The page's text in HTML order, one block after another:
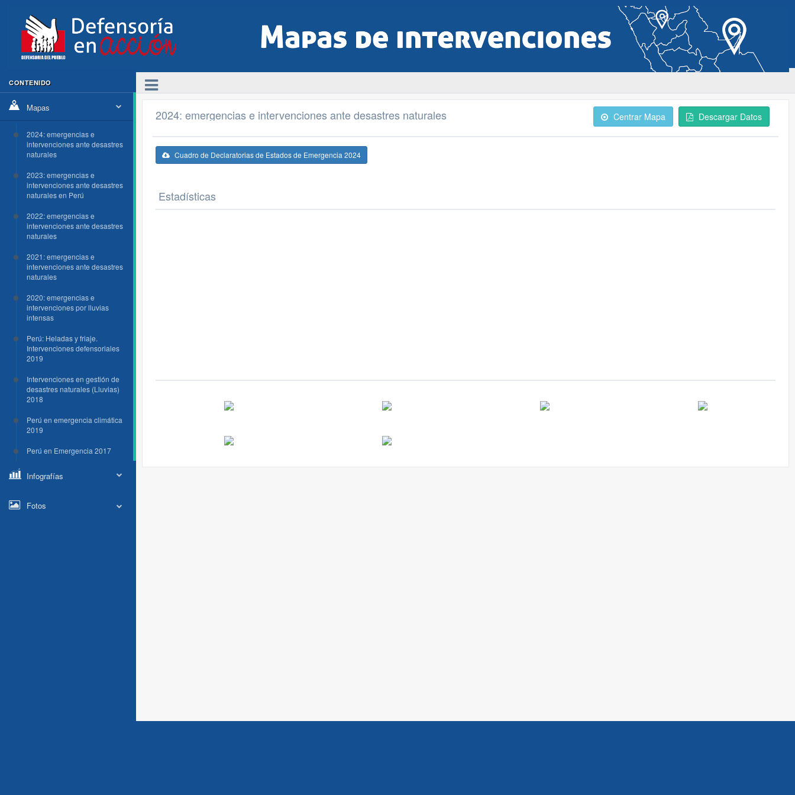
CONTENIDO
Mapas
2024: emergencias e
intervenciones ante desastres
naturales
2023: emergencias e
intervenciones ante desastres
naturales en Perú
2022: emergencias e
intervenciones ante desastres
naturales
2021: emergencias e
intervenciones ante desastres
naturales
2020: emergencias e
intervenciones por lluvias
intensas
Perú: Heladas y friaje.
Intervenciones defensoriales
2019
Intervenciones en gestión de
desastres naturales (Lluvias)
2018
Perú en emergencia climática
2019
Perú en Emergencia 2017
Infografías
Fotos
2024: emergencias e intervenciones ante desastres naturales Centrar Mapa Descargar Datos
Cuadro de Declaratorias de Estados de Emergencia 2024
Estadísticas